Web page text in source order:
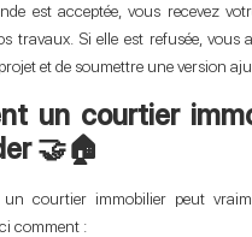
est acceptée, vous recevez
travaux. Si elle est refusée, vous
et de soumettre une version
un courtier
🤝🏠
un courtier immobilier peut
comment :